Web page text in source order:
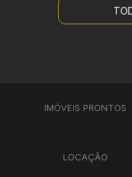
IMÓVEIS PRONTOS
LOCAÇÃO